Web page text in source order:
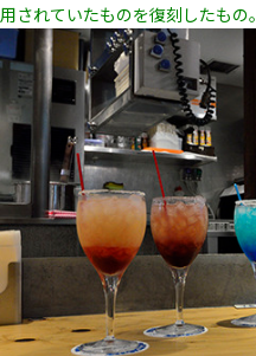
用されていたものを復刻したもの。